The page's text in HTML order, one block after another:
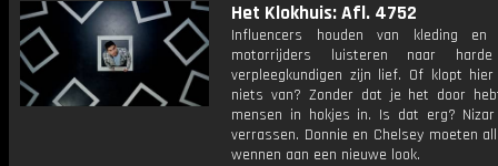
Het Klokhuis: Afl. 4752
Influencers houden van kleding en
motorrijders luisteren naar harde
verpleegkundigen zijn lief. Of klopt hier
niets van? Zonder dat je het door
mensen in hokjes in. Is dat erg?
verrassen. Donnie en Chelsey moeten
wennen aan een nieuwe look.